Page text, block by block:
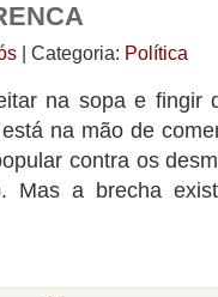
| Categoria: Política
na sopa e fingir
na mão de
contra os
Mas a brecha